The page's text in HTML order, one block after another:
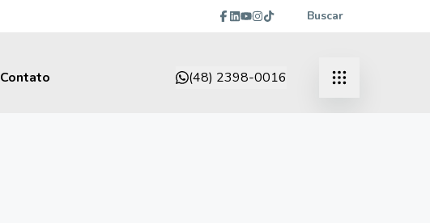
Buscar
Contato (48) 2398-0016